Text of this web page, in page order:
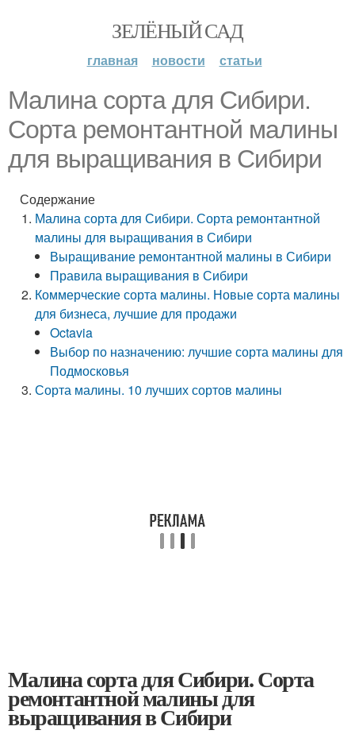
ЗЕЛЁНЫЙ САД
главная новости статьи
Малина сорта для Сибири.
Сорта ремонтантной малины
для выращивания в Сибири
Содержание
Малина сорта для Сибири. Сорта ремонтантной
малины для выращивания в Сибири
Выращивание ремонтантной малины в Сибири
Правила выращивания в Сибири
Коммерческие сорта малины. Новые сорта малины
для бизнеса, лучшие для продажи
Octavia
Выбор по назначению: лучшие сорта малины для
Подмосковья
Сорта малины. 10 лучших сортов малины
Малина сорта для Сибири. Сорта
ремонтантной малины для
выращивания в Сибири